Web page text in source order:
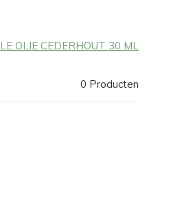
OLIE CEDERHOUT 30 ML
0 Producten